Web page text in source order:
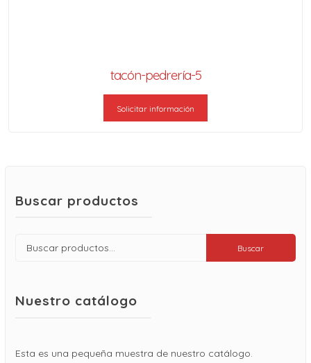
tacón-pedrería-5
Solicitar información
Buscar productos
Buscar
Buscar
Nuestro catálogo
Esta es una pequeña muestra de nuestro catálogo.